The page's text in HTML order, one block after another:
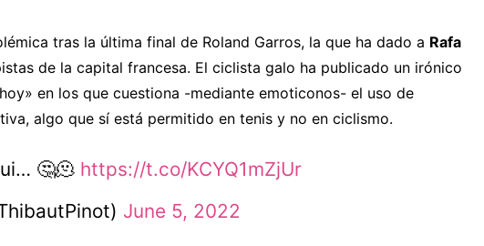
tras la última final de Roland Garros, la que ha dado a Rafa
de la capital francesa. El ciclista galo ha publicado un irónico
en los que cuestiona -mediante emoticonos- el uso de
algo que sí está permitido en tenis y no en ciclismo.
🤔🫠 https://t.co/KCYQ1mZjUr
June 5, 2022